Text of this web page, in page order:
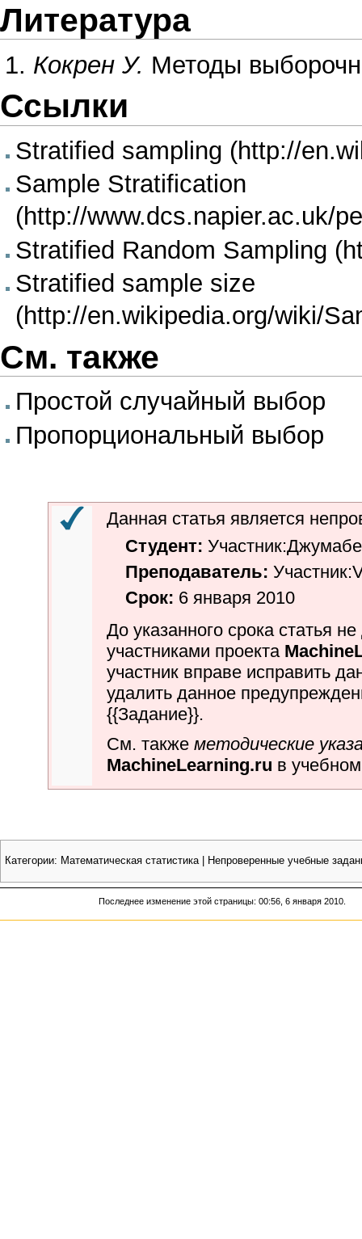
Литература
Кокрен У. Методы
Ссылки
Stratified sampling
Sample Stratification
Stratified Random Sampling
Stratified sample size
См. также
Простой случайный выбор
Пропорциональный выбор
Данная статья является
Студент:
Преподаватель:
Срок: 6 января 2010
До указанного срока статья
участниками проекта
участник вправе исправить
удалить данное
{{Задание}}.
См. такжеметодические
MachineLearning.ru в
Категории: Математическая статистика| Непроверенные учебные
Последнее изменение этой страницы: 00:56, 6 января 2010.